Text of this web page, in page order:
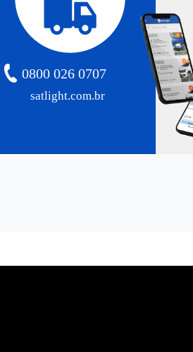
satlight.com.br
0800 026 0707